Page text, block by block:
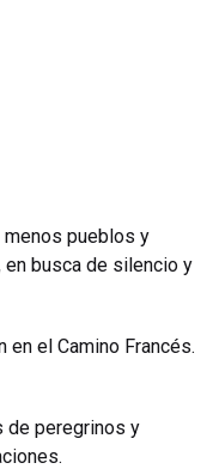
menos pueblos y
en busca de silencio y
el Camino Francés.
de peregrinos y